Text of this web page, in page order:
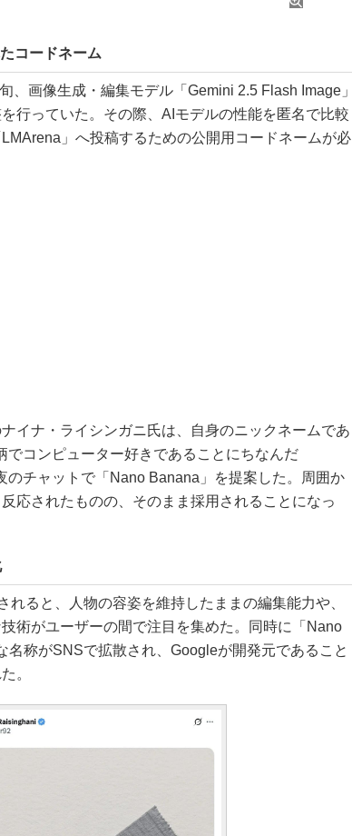
コードネーム
画像生成・編集モデル「Gemini 2.5 Flash Image」
行っていた。その際、AIモデルの性能を匿名で比較
」へ投稿するための公開用コードネームが必
イナ・ライシンガニ氏は、自身のニックネームであ
でコンピューター好きであることにちなんだ
のチャットで「Nano Banana」を提案した。周囲か
応されたものの、そのまま採用されることになっ
ると、人物の容姿を維持したままの編集能力や、
術がユーザーの間で注目を集めた。同時に「Nano
名称がSNSで拡散され、Googleが開発元であること
。